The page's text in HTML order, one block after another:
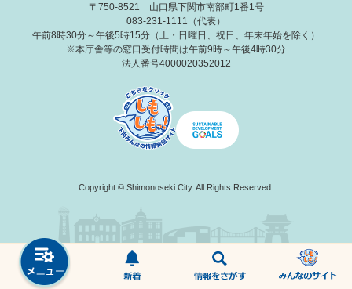
〒750-8521 山口県下関市南部町1番1号
083-231-1111（代表）
午前8時30分～午後5時15分（土・日曜日、祝日、年末年始を除く）
※本庁舎等の窓口受付時間は午前9時～午後4時30分
法人番号4000020352012
Copyright © Shimonoseki City. All Rights Reserved.